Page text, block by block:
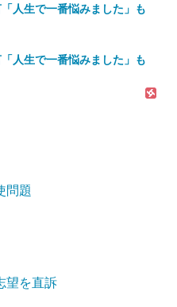
人生で一番悩みました」も
人生で一番悩みました」も
問題
望を直訴